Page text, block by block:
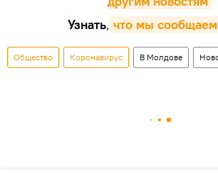
Узнать, что мы
Общество Коронавирус В Молдове